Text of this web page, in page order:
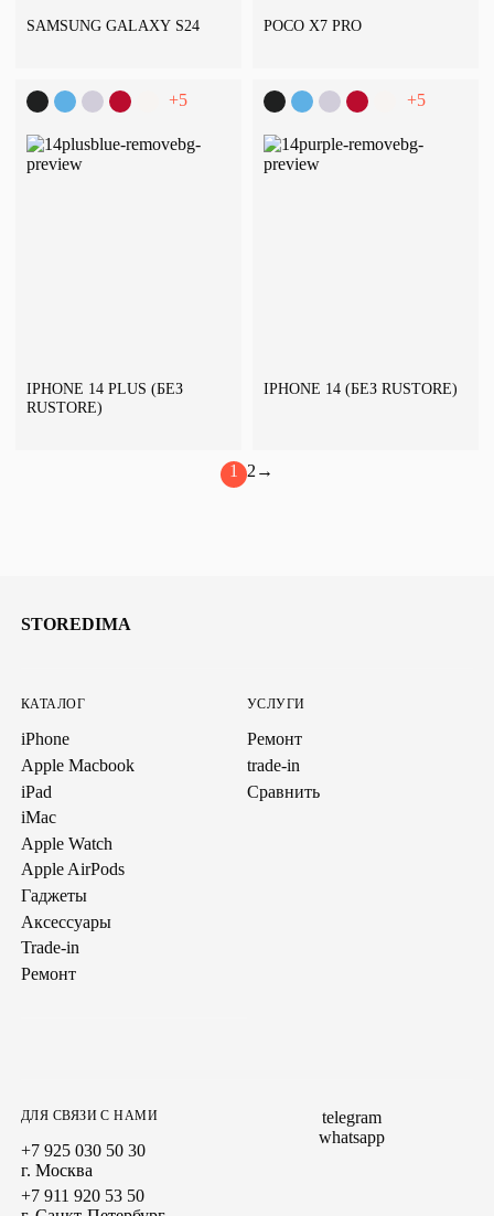
SAMSUNG GALAXY S24 POCO X7 PRO
+5
IPHONE 14 PLUS (БЕЗ
RUSTORE)
+5
IPHONE 14 (БЕЗ RUSTORE)
1 2 →
STOREDIMA
КАТАЛОГ
iPhone
Apple Macbook
iPad
iMac
Apple Watch
Apple AirPods
Гаджеты
Аксессуары
Trade-in
Ремонт
УСЛУГИ
Ремонт
trade-in
Сравнить
ДЛЯ СВЯЗИ С НАМИ
+7 925 030 50 30
г. Москва
+7 911 920 53 50
telegram
whatsapp